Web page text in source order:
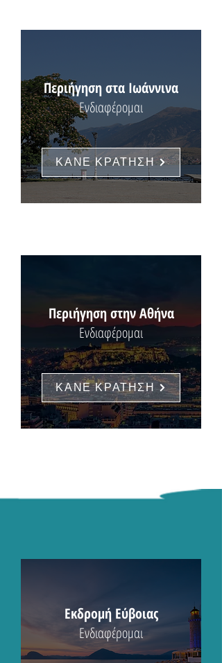
ΚΑΝΕ ΚΡΑΤΗΣΗ
Περιήγηση στα Ιωάννινα
Ενδιαφέρομαι
ΚΑΝΕ ΚΡΑΤΗΣΗ
Περιήγηση στην Αθήνα
Ενδιαφέρομαι
Εκδρομή Εύβοιας
Ενδιαφέρομαι